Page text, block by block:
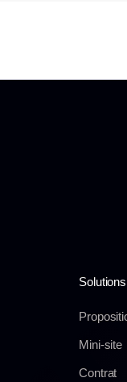
Solutions
Mini-site
Contrat